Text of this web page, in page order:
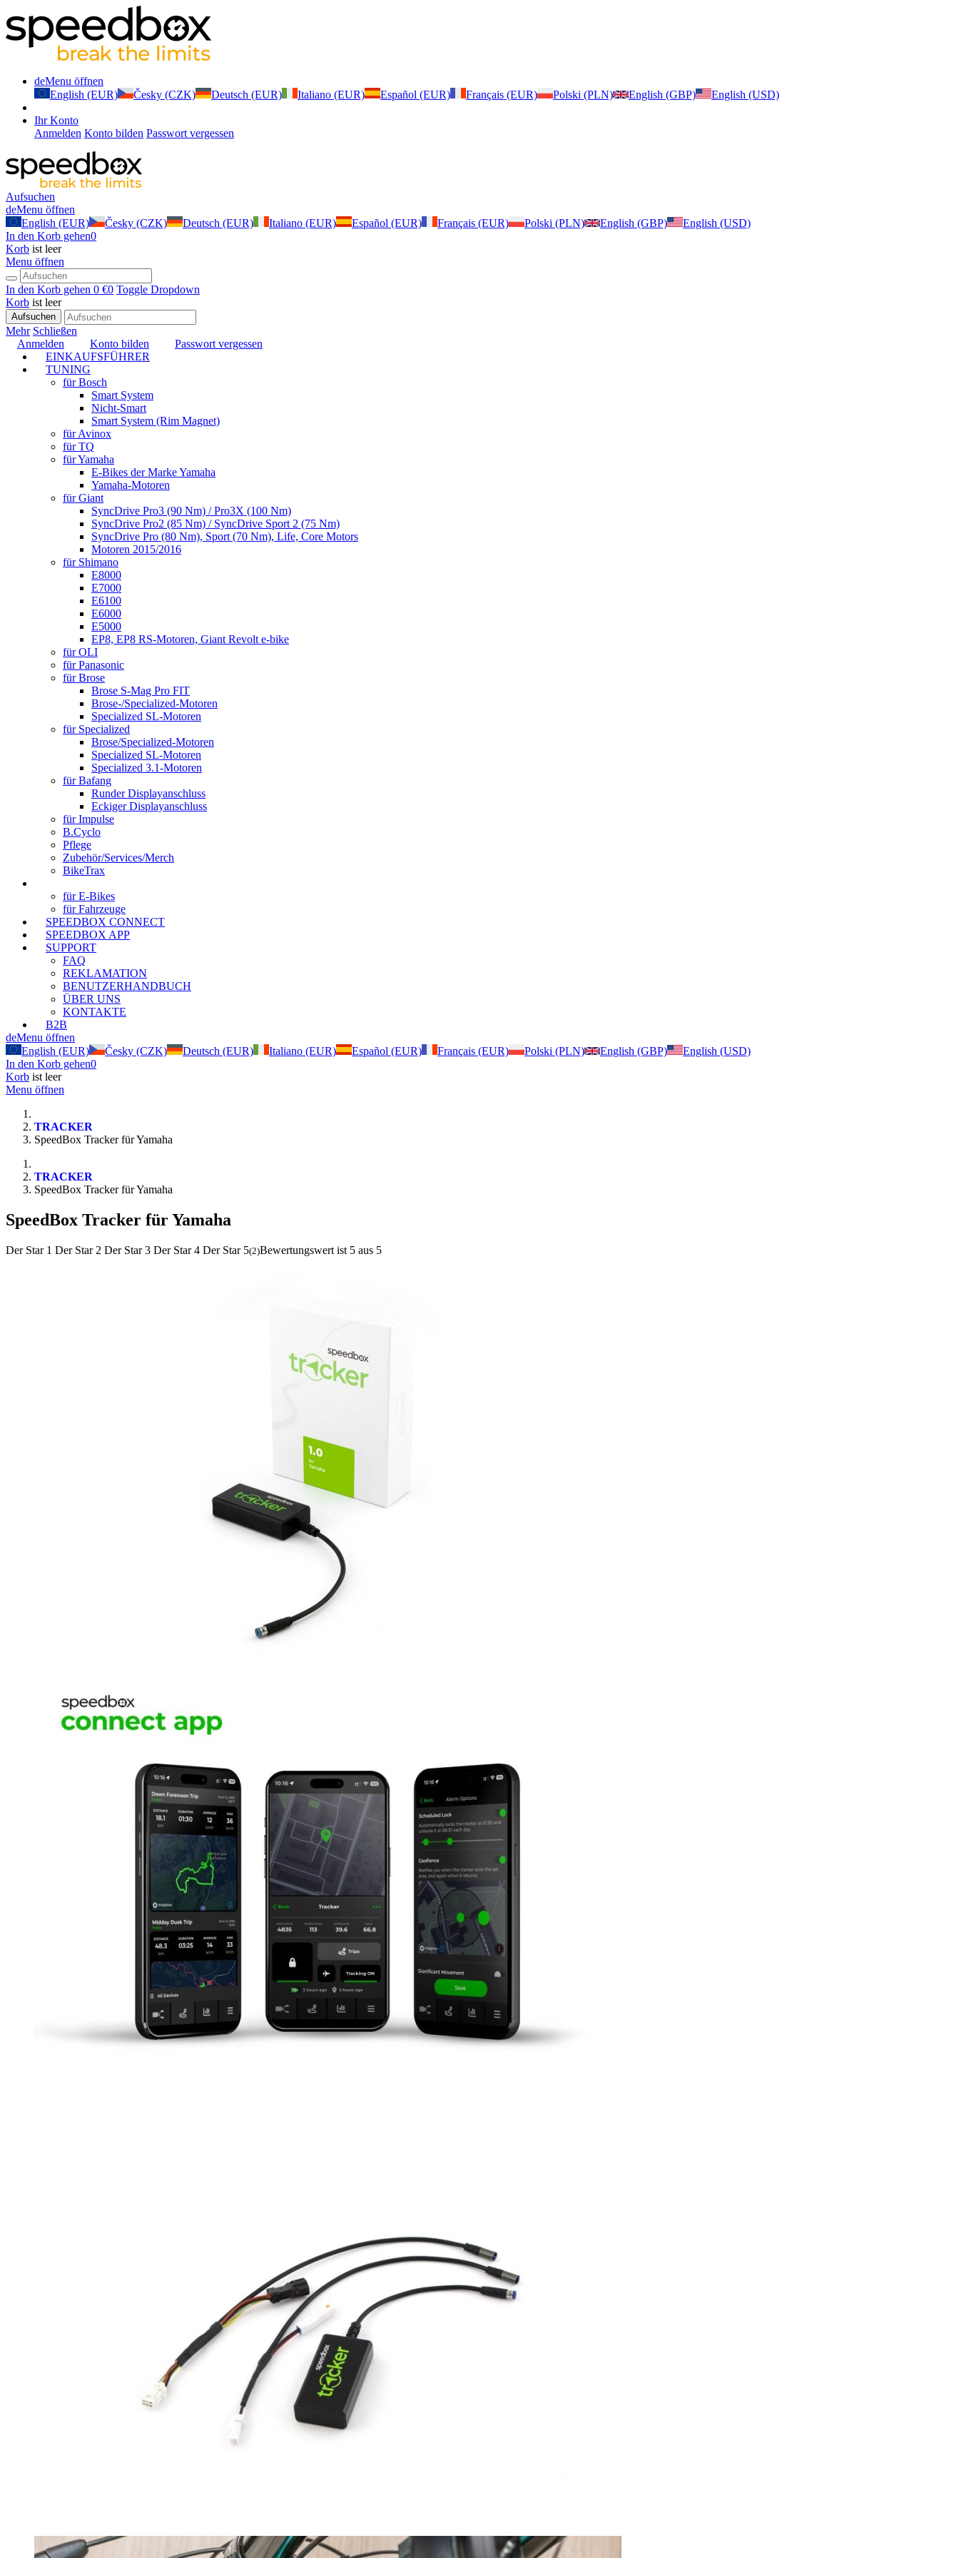
deMenu öffnen
English (EUR)
Česky (CZK) Deutsch (EUR) Italiano (EUR) Español (EUR) Français (EUR) Polski (PLN) English (GBP) English (USD)
Ihr Konto
Anmelden Konto bilden Passwort vergessen
Aufsuchen
deMenu öffnen
English (EUR)
Česky (CZK) Deutsch (EUR) Italiano (EUR) Español (EUR) Français (EUR) Polski (PLN) English (GBP)
English (USD)
In den Korb gehen0
Korb ist leer
Menu öffnen
In den Korb gehen 0 €0 Toggle Dropdown
Korb ist leer
Aufsuchen
Mehr Schließen
Anmelden
Konto bilden
Passwort vergessen
EINKAUFSFÜHRER
TUNING
für Bosch
Smart System
Nicht-Smart
Smart System (Rim Magnet)
für Avinox
für TQ
für Yamaha
E-Bikes der Marke Yamaha
Yamaha-Motoren
für Giant
SyncDrive Pro3 (90 Nm) / Pro3X (100 Nm)
SyncDrive Pro2 (85 Nm) / SyncDrive Sport 2 (75 Nm)
SyncDrive Pro (80 Nm), Sport (70 Nm), Life, Core Motors
Motoren 2015/2016
für Shimano
E8000
E7000
E6100
E6000
E5000
EP8, EP8 RS-Motoren, Giant Revolt e-bike
für OLI
für Panasonic
für Brose
Brose S-Mag Pro FIT
Brose-/Specialized-Motoren
Specialized SL-Motoren
für Specialized
Brose/Specialized-Motoren
Specialized SL-Motoren
Specialized 3.1-Motoren
für Bafang
Runder Displayanschluss
Eckiger Displayanschluss
für Impulse
B.Cyclo
Pflege
Zubehör/Services/Merch
BikeTrax
für E-Bikes
für Fahrzeuge
SPEEDBOX CONNECT
SPEEDBOX APP
SUPPORT
FAQ
REKLAMATION
BENUTZERHANDBUCH
ÜBER UNS
KONTAKTE
B2B
deMenu öffnen
English (EUR)
Česky (CZK) Deutsch (EUR) Italiano (EUR) Español (EUR) Français (EUR) Polski (PLN) English (GBP)
English (USD)
In den Korb gehen0
Korb ist leer
Menu öffnen
TRACKER
SpeedBox Tracker für Yamaha
TRACKER
SpeedBox Tracker für Yamaha
SpeedBox Tracker für Yamaha
Der Star 1 Der Star 2 Der Star 3 Der Star 4 Der Star 5(2)Bewertungswert ist 5 aus 5